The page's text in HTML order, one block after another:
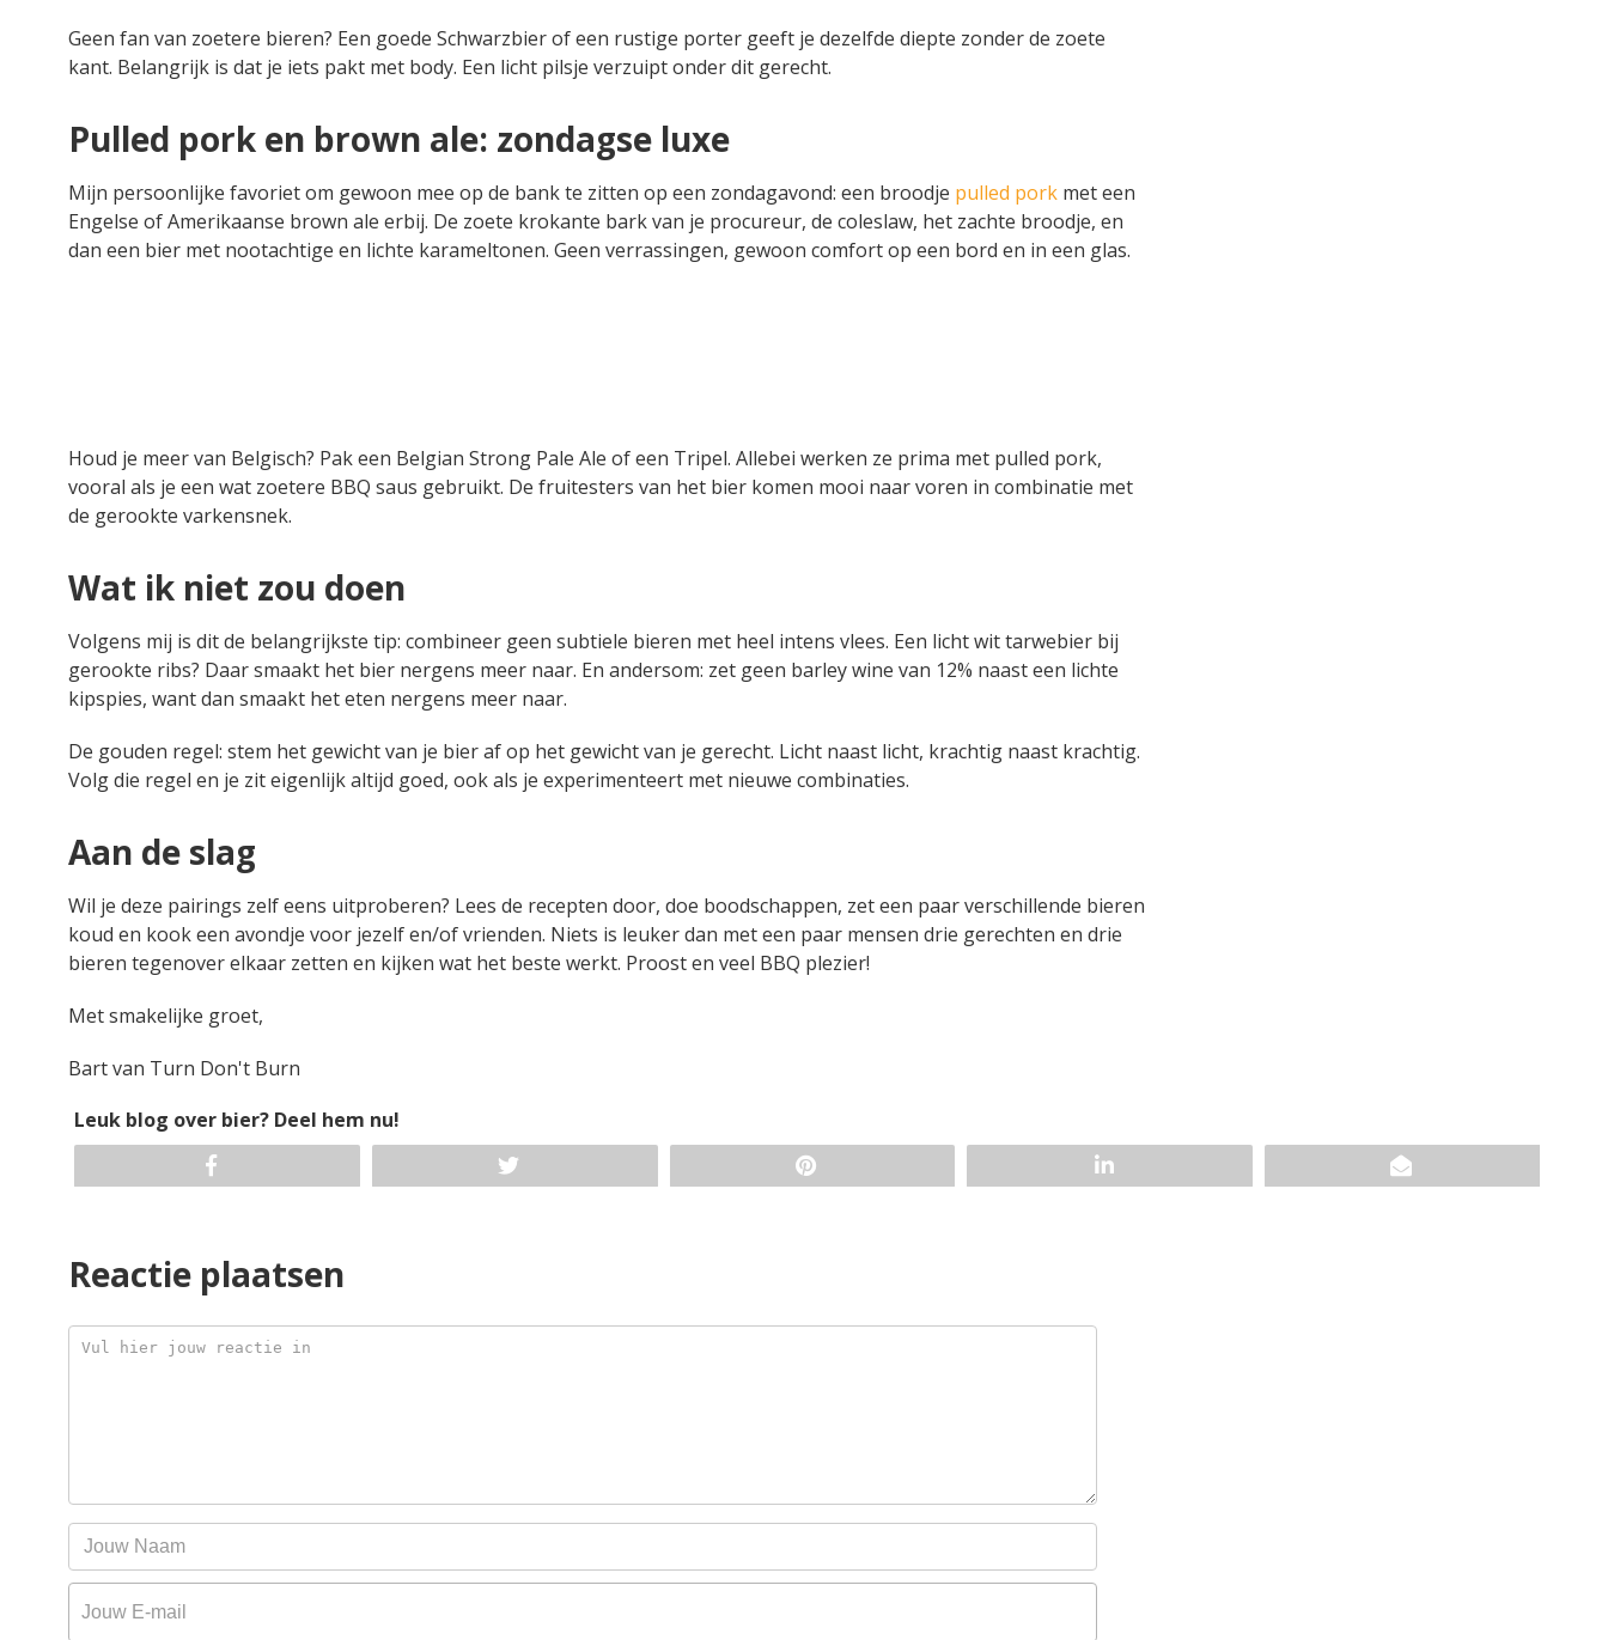
Geen fan van zoetere bieren? Een goede Schwarzbier of een rustige porter geeft je dezelfde diepte zonder de zoete
kant. Belangrijk is dat je iets pakt met body. Een licht pilsje verzuipt onder dit gerecht.
Pulled pork en brown ale: zondagse luxe
Mijn persoonlijke favoriet om gewoon mee op de bank te zitten op een zondagavond: een broodje pulled pork met een
Engelse of Amerikaanse brown ale erbij. De zoete krokante bark van je procureur, de coleslaw, het zachte broodje, en
dan een bier met nootachtige en lichte karameltonen. Geen verrassingen, gewoon comfort op een bord en in een glas.
Houd je meer van Belgisch? Pak een Belgian Strong Pale Ale of een Tripel. Allebei werken ze prima met pulled pork,
vooral als je een wat zoetere BBQ saus gebruikt. De fruitesters van het bier komen mooi naar voren in combinatie met
de gerookte varkensnek.
Wat ik niet zou doen
Volgens mij is dit de belangrijkste tip: combineer geen subtiele bieren met heel intens vlees. Een licht wit tarwebier bij
gerookte ribs? Daar smaakt het bier nergens meer naar. En andersom: zet geen barley wine van 12% naast een lichte
kipspies, want dan smaakt het eten nergens meer naar.
De gouden regel: stem het gewicht van je bier af op het gewicht van je gerecht. Licht naast licht, krachtig naast krachtig.
Volg die regel en je zit eigenlijk altijd goed, ook als je experimenteert met nieuwe combinaties.
Aan de slag
Wil je deze pairings zelf eens uitproberen? Lees de recepten door, doe boodschappen, zet een paar verschillende bieren
koud en kook een avondje voor jezelf en/of vrienden. Niets is leuker dan met een paar mensen drie gerechten en drie
bieren tegenover elkaar zetten en kijken wat het beste werkt. Proost en veel BBQ plezier!
Met smakelijke groet,
Bart van Turn Don't Burn
Leuk blog over bier? Deel hem nu!
Reactie plaatsen